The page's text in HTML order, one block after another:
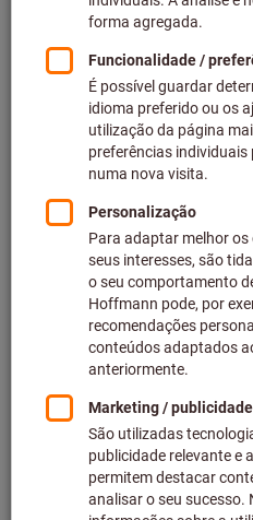
Em
Vaso
HAZET®
N.º do